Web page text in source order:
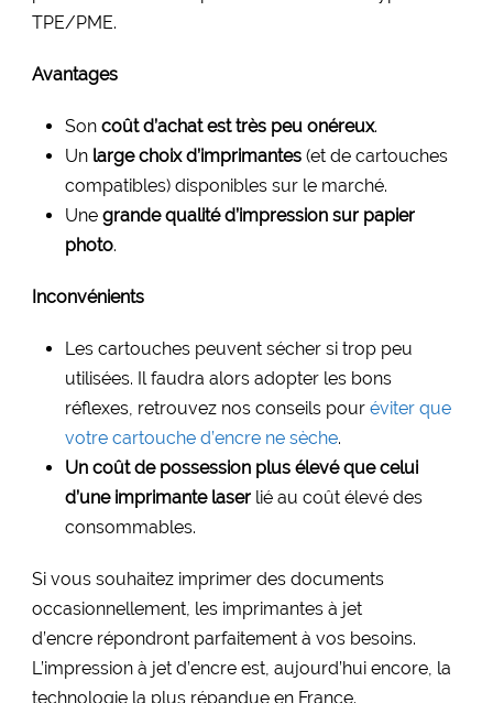
TPE/PME.
Avantages
Son coût d’achat est très peu onéreux.
Un large choix d’imprimantes (et de cartouches
compatibles) disponibles sur le marché.
Une grande qualité d’impression sur papier
photo.
Inconvénients
Les cartouches peuvent sécher si trop peu
utilisées. Il faudra alors adopter les bons
réflexes, retrouvez nos conseils pour éviter que
votre cartouche d’encre ne sèche.
Un coût de possession plus élevé que celui
d’une imprimante laser lié au coût élevé des
consommables.
Si vous souhaitez imprimer des documents
occasionnellement, les imprimantes à jet
d’encre répondront parfaitement à vos besoins.
L’impression à jet d’encre est, aujourd’hui encore, la
technologie la plus répandue en France.